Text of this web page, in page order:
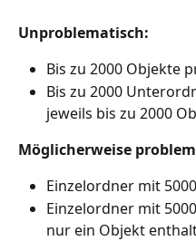
Unproblematisch:
Bis zu 2000 Objekte
Bis zu 2000
jeweils bis zu 2000
Möglicherweise
Einzelordner mit
Einzelordner mit
nur ein Objekt